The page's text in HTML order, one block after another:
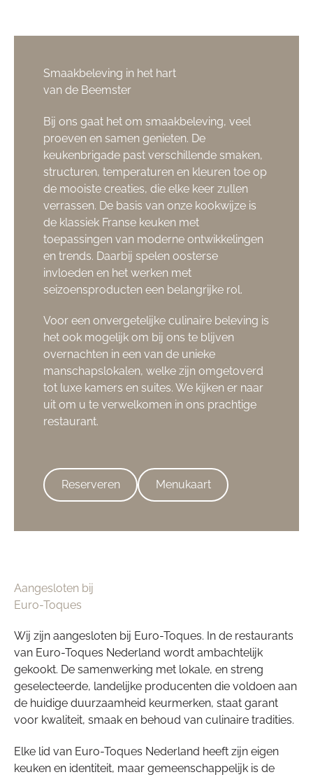
Smaakbeleving in het hart
van de Beemster
Bij ons gaat het om smaakbeleving, veel
proeven en samen genieten. De
keukenbrigade past verschillende smaken,
structuren, temperaturen en kleuren toe op
de mooiste creaties, die elke keer zullen
verrassen. De basis van onze kookwijze is
de klassiek Franse keuken met
toepassingen van moderne ontwikkelingen
en trends. Daarbij spelen oosterse
invloeden en het werken met
seizoensproducten een belangrijke rol.
Voor een onvergetelijke culinaire beleving is
het ook mogelijk om bij ons te blijven
overnachten in een van de unieke
manschapslokalen, welke zijn omgetoverd
tot luxe kamers en suites. We kijken er naar
uit om u te verwelkomen in ons prachtige
restaurant.
Reserveren Menukaart
Aangesloten bij
Euro-Toques
Wij zijn aangesloten bij Euro-Toques. In de restaurants
van Euro-Toques Nederland wordt ambachtelijk
gekookt. De samenwerking met lokale, en streng
geselecteerde, landelijke producenten die voldoen aan
de huidige duurzaamheid keurmerken, staat garant
voor kwaliteit, smaak en behoud van culinaire tradities.
Elke lid van Euro-Toques Nederland heeft zijn eigen
keuken en identiteit, maar gemeenschappelijk is de